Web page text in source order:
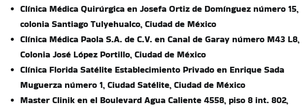
Clínica Médica Quirúrgica en Josefa Ortiz de Domínguez número 15,
colonia Santiago Tulyehualco, Ciudad de México
Clínica Médica Paola S.A. de C.V. en Canal de Garay número M43 L8,
Colonia José López Portillo, Ciudad de México
Clínica Florida Satélite Establecimiento Privado en Enrique Sada
Muguerza número 1, Ciudad Satélite, Ciudad de México
Master Clinik en el Boulevard Agua Caliente 4558, piso 8 int. 802,